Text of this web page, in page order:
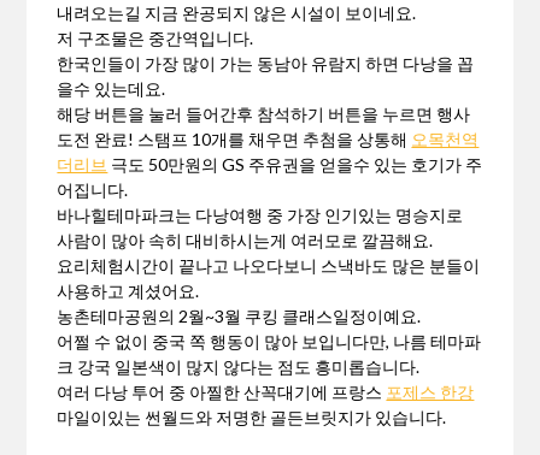
내려오는길 지금 완공되지 않은 시설이 보이네요.
저 구조물은 중간역입니다.
한국인들이 가장 많이 가는 동남아 유람지 하면 다낭을 꼽
을수 있는데요.
해당 버튼을 눌러 들어간후 참석하기 버튼을 누르면 행사
도전 완료! 스탬프 10개를 채우면 추첨을 상통해 오목천역
더리브 극도 50만원의 GS 주유권을 얻을수 있는 호기가 주
어집니다.
바나힐테마파크는 다낭여행 중 가장 인기있는 명승지로
사람이 많아 속히 대비하시는게 여러모로 깔끔해요.
요리체험시간이 끝나고 나오다보니 스낵바도 많은 분들이
사용하고 계셨어요.
농촌테마공원의 2월~3월 쿠킹 클래스일정이예요.
어쩔 수 없이 중국 쪽 행동이 많아 보입니다만, 나름 테마파
크 강국 일본색이 많지 않다는 점도 흥미롭습니다.
여러 다낭 투어 중 아찔한 산꼭대기에 프랑스 포제스 한강
마일이있는 썬월드와 저명한 골든브릿지가 있습니다.